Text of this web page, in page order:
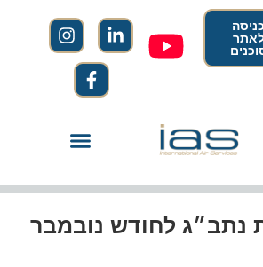
נתב״ג לחודש נובמבר